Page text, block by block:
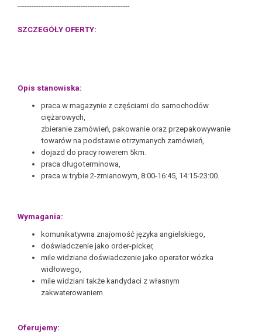
------------------------------------------------
SZCZEGÓŁY OFERTY:
Opis stanowiska:
praca w magazynie z częściami do samochodów
ciężarowych,
zbieranie zamówień, pakowanie oraz przepakowywanie
towarów na podstawie otrzymanych zamówień,
dojazd do pracy rowerem 5km.
praca długoterminowa,
praca w trybie 2-zmianowym, 8:00-16:45, 14:15-23:00.
Wymagania:
komunikatywna znajomość języka angielskiego,
doświadczenie jako order-picker,
mile widziane doświadczenie jako operator wózka
widłowego,
mile widziani także kandydaci z własnym
zakwaterowaniem.
Oferujemy: